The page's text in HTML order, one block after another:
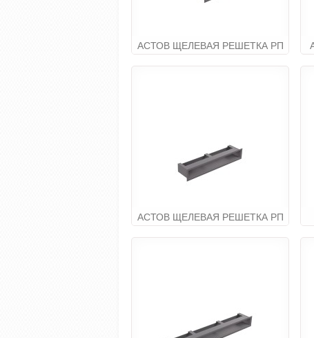
АСТОВ ЩЕЛЕВАЯ РЕШЕТКА РП
20Х6
АСТОВ ЩЕЛЕВАЯ РЕШЕТКА РП
50Х6